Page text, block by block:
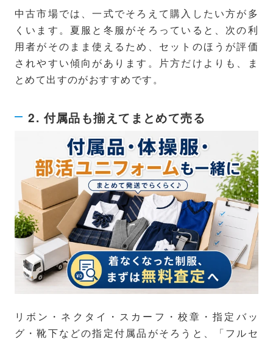
中古市場では、一式でそろえて購入したい方が多
くいます。夏服と冬服がそろっていると、次の利
用者がそのまま使えるため、セットのほうが評価
されやすい傾向があります。片方だけよりも、ま
とめて出すのがおすすめです。
2. 付属品も揃えてまとめて売る
リボン・ネクタイ・スカーフ・校章・指定バッ
グ・靴下などの指定付属品がそろうと、「フルセ